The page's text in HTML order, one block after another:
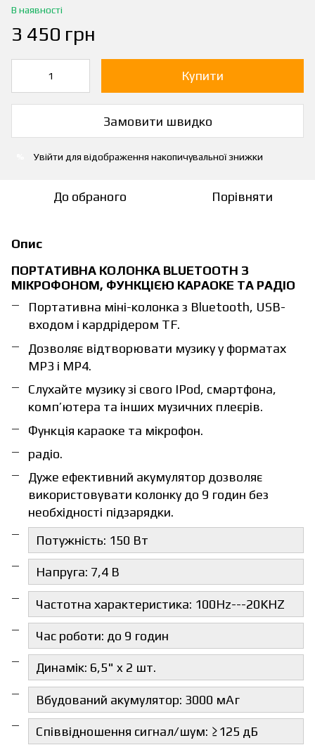
В наявності
3 450 грн
Купити
Замовити швидко
Увійти для відображення накопичувальної знижки
До обраного Порівняти
Опис
ПОРТАТИВНА КОЛОНКА BLUETOOTH З
МІКРОФОНОМ, ФУНКЦІЄЮ КАРАОКЕ ТА РАДІО
Портативна міні-колонка з Bluetooth, USB-
входом і кардрідером TF.
Дозволяє відтворювати музику у форматах
MP3 і MP4.
Слухайте музику зі свого IPod, смартфона,
комп’ютера та інших музичних плеєрів.
Функція караоке та мікрофон.
радіо.
Дуже ефективний акумулятор дозволяє
використовувати колонку до 9 годин без
необхідності підзарядки.
Потужність: 150 Вт
Напруга: 7,4 В
Частотна характеристика: 100Hz---20KHZ
Час роботи: до 9 годин
Динамік: 6,5" x 2 шт.
Вбудований акумулятор: 3000 мАг
Співвідношення сигнал/шум: ≥125 дБ